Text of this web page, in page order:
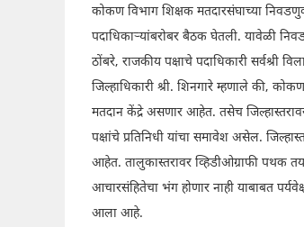
कोकण विभाग शिक्षक मतदारसंघाच्या
पदाधिकाऱ्यांबरोबर बैठक घेतली. यावेळी
ठोंबरे, राजकीय पक्षाचे पदाधिकारी
जिल्हाधिकारी श्री. शिनगारे म्हणाले की,
मतदान केंद्रे असणार आहेत. तसेच
पक्षांचे प्रतिनिधी यांचा समावेश असेल.
आहेत. तालुकास्तरावर व्हिडीओग्राफी पथक
आचारसंहितेचा भंग होणार नाही याबाबत
आला आहे.